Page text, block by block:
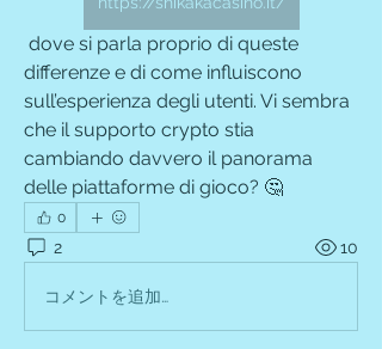
differenze e di come influiscono
sull’esperienza degli utenti. Vi sembra
che il supporto crypto stia
cambiando davvero il panorama
delle piattaforme di gioco? 🤔
0
2 10
コメントを追加…